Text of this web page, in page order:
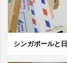
シンガポールと